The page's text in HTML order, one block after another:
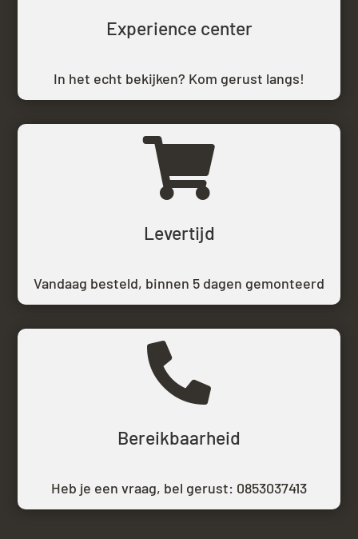
Experience center
In het echt bekijken? Kom gerust langs!

Levertijd
Vandaag besteld, binnen 5 dagen gemonteerd

Bereikbaarheid
Heb je een vraag, bel gerust: 0853037413